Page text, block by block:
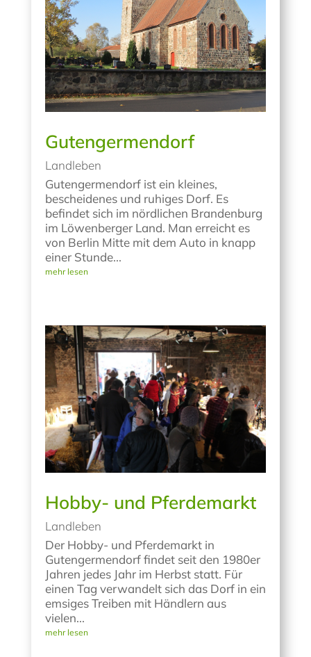
Gutengermendorf
Landleben
Gutengermendorf ist ein kleines,
bescheidenes und ruhiges Dorf. Es
befindet sich im nördlichen Brandenburg
im Löwenberger Land. Man erreicht es
von Berlin Mitte mit dem Auto in knapp
einer Stunde...
mehr lesen
Hobby- und Pferdemarkt
Landleben
Der Hobby- und Pferdemarkt in
Gutengermendorf findet seit den 1980er
Jahren jedes Jahr im Herbst statt. Für
einen Tag verwandelt sich das Dorf in ein
emsiges Treiben mit Händlern aus
vielen...
mehr lesen